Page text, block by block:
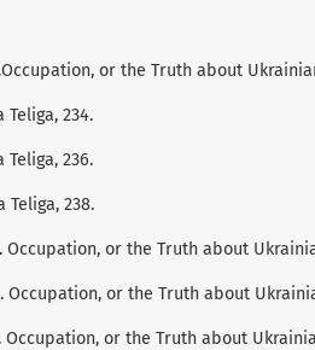
or the Truth about Ukrainian
Teliga, 234.
Teliga, 236.
Teliga, 238.
Occupation, or the Truth about
Occupation, or the Truth about
Occupation, or the Truth about